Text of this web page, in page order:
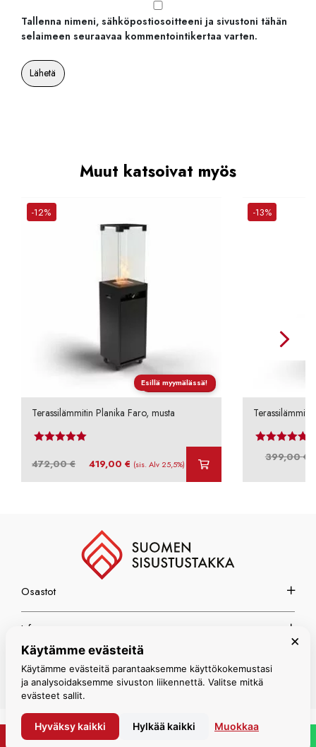
Tallenna nimeni, sähköpostiosoitteeni ja sivustoni tähän
selaimeen seuraavaa kommentointikertaa varten.
Muut katsoivat myös
Ilmainen toimitus
Esillä myymälässä!
-12%
Terassilämmitin Planika Faro, musta
472,00€
Alkuperäinen
419,00€ Nykyinen
(sis. Alv 25,5%)
-13%
399,00€
Osastot
Info
Espoon myymälä
© Suomen Sisustustakka 2026
PYYDÄ TARJOUS
×
Käytämme evästeitä
Käytämme evästeitä parantaaksemme käyttökokemustasi
ja analysoidaksemme sivuston liikennettä. Valitse mitkä
evästeet sallit.
Hyväksy kaikki Hylkää kaikki Muokkaa